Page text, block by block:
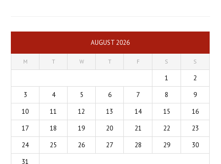
AUGUST 2026
M T W T F S S
1
2
3
4 5 6 7 8
9
10
11 12 13 14 15
16
17
18 19 20 21 22
23
24
25 26 27 28 29
30
31